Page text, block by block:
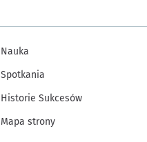
Nauka
Spotkania
Historie Sukcesów
Mapa strony